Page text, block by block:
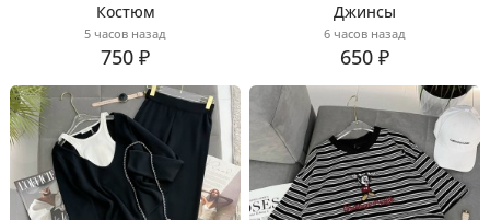
Костюм
5 часов назад
750 ₽
Джинсы
6 часов назад
650 ₽